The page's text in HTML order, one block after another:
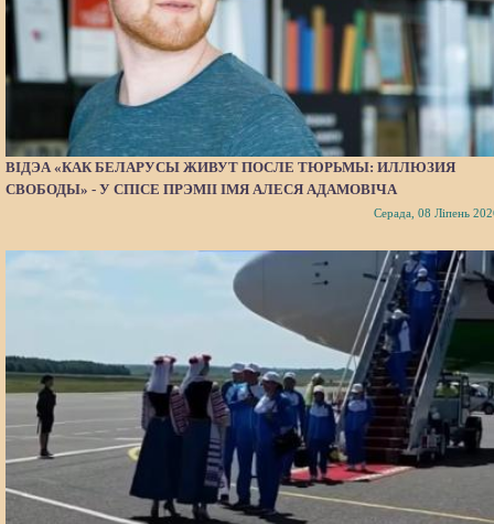
ВІДЭА «КАК БЕЛАРУСЫ ЖИВУТ ПОСЛЕ ТЮРЬМЫ: ИЛЛЮЗИЯ
СВОБОДЫ» - У СПІСЕ ПРЭМІІ ІМЯ АЛЕСЯ АДАМОВІЧА
Серада, 08 Ліпень